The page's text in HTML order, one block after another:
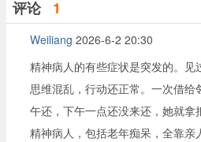
评论 1
Weiliang 2026-6-2 20:30
精神病人的有些症状是突发的。见
思维混乱，行动还正常。一次借给
午还，下午一点还没来还，她就拿
精神病人，包括老年痴呆，全靠亲